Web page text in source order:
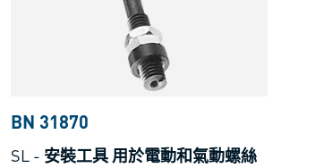
BN 31870
SL - 安裝工具 用於電動和氣動螺絲